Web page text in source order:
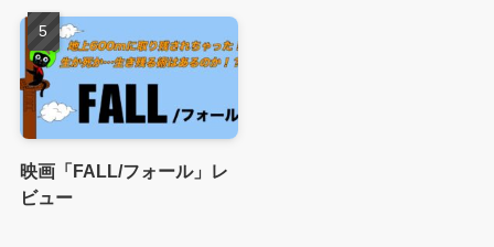
映画「FALL/フォール」レ
ビュー